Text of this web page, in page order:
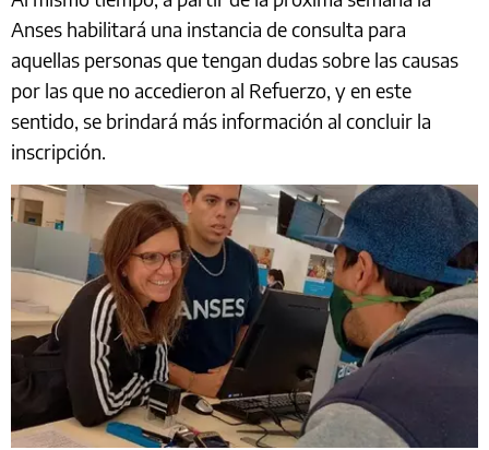
Anses habilitará una instancia de consulta para
aquellas personas que tengan dudas sobre las causas
por las que no accedieron al Refuerzo, y en este
sentido, se brindará más información al concluir la
inscripción.